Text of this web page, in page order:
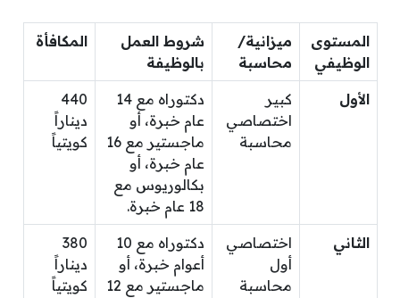
المستوى
الوظيفي
ميزانية/
محاسبة
شروط العمل
بالوظيفة
المكافأة
الأول
كبير
اختصاصي
محاسبة
دكتوراه مع 14
عام خبرة، أو
ماجستير مع 16
عام خبرة، أو
بكالوريوس مع
18 عام خبرة.
440
ديناراً
كويتياً
الثاني
اختصاصي
أول
محاسبة
دكتوراه مع 10
أعوام خبرة، أو
ماجستير مع 12
380
ديناراً
كويتياً